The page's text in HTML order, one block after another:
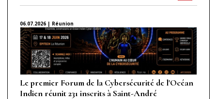
06.07.2026 | Réunion
Le premier Forum de la Cybersécurité de l'Océan
Indien réunit 231 inscrits à Saint-André